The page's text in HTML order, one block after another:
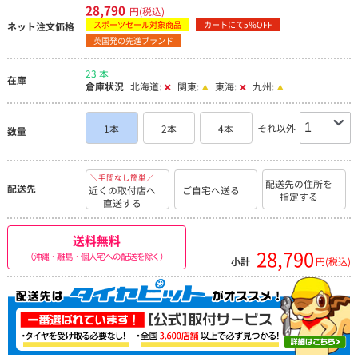
ネット注文価格
28,790 円(税込)
スポーツセール対象商品
カートにて5％OFF
英国発の先進ブランド
在庫
23 本
倉庫状況 北海道: 関東: 東海: 九州:
数量 1本 2本 4本 それ以外
配送先
＼手間なし簡単／
近くの取付店へ
直送する
ご自宅へ送る
配送先の住所を
指定する
送料無料
（沖縄・離島・個人宅への配送を除く） 小計 28,790 円(税込)